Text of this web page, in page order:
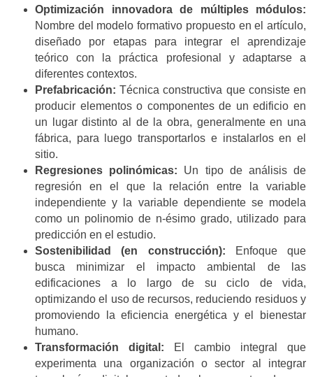
Optimización innovadora de múltiples módulos:
Nombre del modelo formativo propuesto en el artículo,
diseñado por etapas para integrar el aprendizaje
teórico con la práctica profesional y adaptarse a
diferentes contextos.
Prefabricación: Técnica constructiva que consiste en
producir elementos o componentes de un edificio en
un lugar distinto al de la obra, generalmente en una
fábrica, para luego transportarlos e instalarlos en el
sitio.
Regresiones polinómicas: Un tipo de análisis de
regresión en el que la relación entre la variable
independiente y la variable dependiente se modela
como un polinomio de n-ésimo grado, utilizado para
predicción en el estudio.
Sostenibilidad (en construcción): Enfoque que
busca minimizar el impacto ambiental de las
edificaciones a lo largo de su ciclo de vida,
optimizando el uso de recursos, reduciendo residuos y
promoviendo la eficiencia energética y el bienestar
humano.
Transformación digital: El cambio integral que
experimenta una organización o sector al integrar